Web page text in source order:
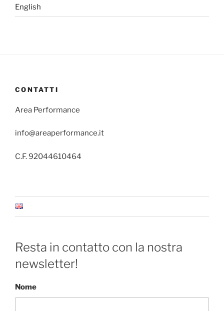
English
CONTATTI
Area Performance
info@areaperformance.it
C.F. 92044610464
Resta in contatto con la nostra
newsletter!
Nome